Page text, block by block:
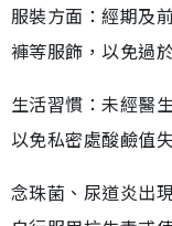
服裝方面：經期及
褲等服飾，以免過
生活習慣：未經醫
以免私密處酸鹼值
念珠菌、尿道炎出